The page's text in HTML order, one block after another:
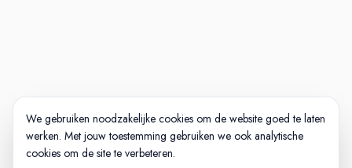
We gebruiken noodzakelijke cookies om de website goed te laten
werken. Met jouw toestemming gebruiken we ook analytische
cookies om de site te verbeteren.